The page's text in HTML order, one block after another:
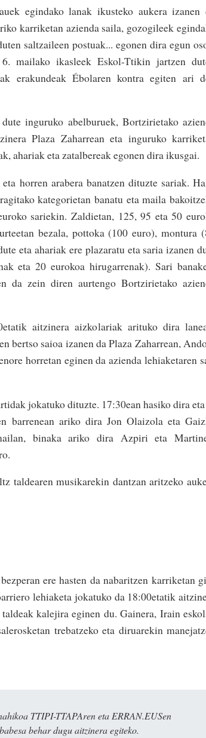
egindako lanak ikusteko aukera izanen
karriketan azienda saila, gozogileek
saltzaileen postuak... egonen dira egun
mailako ikasleek Eskol-Ttikin jartzen
erakundeak Ébolaren kontra egiten ari
inguruko abelburuek, Bortzirietako
Plaza Zaharrean eta inguruko
ahariak eta zatalbereak egonen dira ikusgai.
horren arabera banatzen dituzte sariak.
kategorietan banatu eta maila
sariekin. Zaldietan, 125, 95 eta 50
bezala, pottoka (100 euro), montura
eta ahariak ere plazaratu eta saria izanen
eta 20 eurokoa hirugarrenak). Sari
da zein diren aurtengo Bortzirietako
aitzinera aizkolariak arituko dira
bertso saioa izanen da Plaza Zaharrean,
horretan eginen da azienda lehiaketaren
jokatuko dituzte. 17:30ean hasiko dira
barrenean ariko dira Jon Olaizola eta
binaka ariko dira Azpiri eta
taldearen musikarekin dantzan aritzeko
ere hasten da nabaritzen karriketan
lehiaketa jokatuko da 18:00etatik
kalejira eginen du. Gainera, Irain
trebatzeko eta diruarekin
TTIPI-TTAPAren eta ERRAN.EUSen
behar dugu aitzinera egiteko.